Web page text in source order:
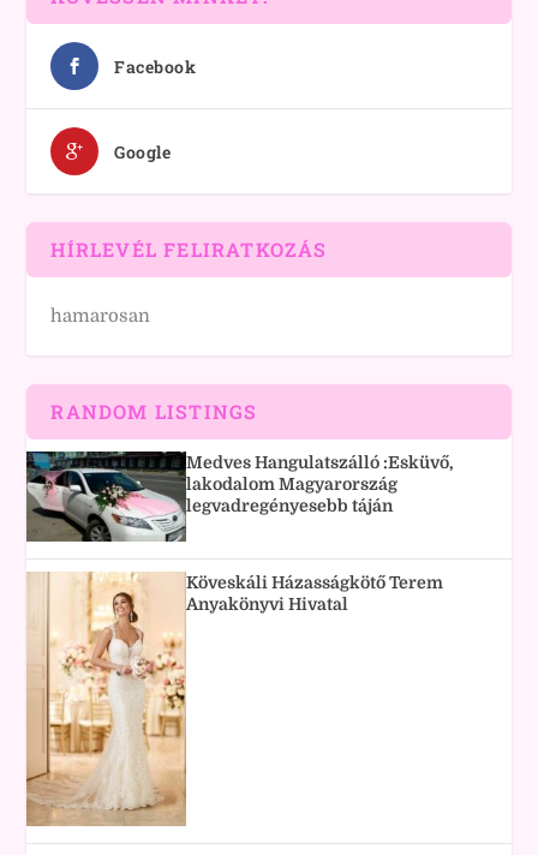
Facebook
Google
HÍRLEVÉL FELIRATKOZÁS
hamarosan
RANDOM LISTINGS
Medves Hangulatszálló :Esküvő,
lakodalom Magyarország
legvadregényesebb táján
Köveskáli Házasságkötő Terem
Anyakönyvi Hivatal